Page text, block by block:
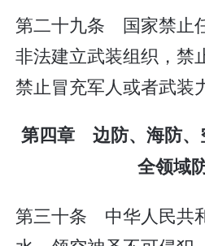
第二十九条 国家禁止
非法建立武装组织，禁
禁止冒充军人或者武装
第四章 边防、海防、
全领域
第三十条 中华人民共